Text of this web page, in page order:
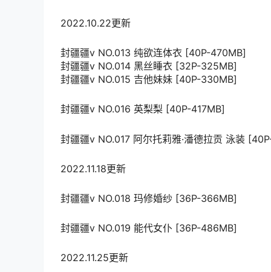
2022.10.22更新
封疆疆v NO.013 纯欲连体衣 [40P-470MB]
封疆疆v NO.014 黑丝睡衣 [32P-325MB]
封疆疆v NO.015 吉他妹妹 [40P-330MB]
封疆疆v NO.016 英梨梨 [40P-417MB]
封疆疆v NO.017 阿尔托莉雅·潘德拉贡 泳装
2022.11.18更新
封疆疆v NO.018 玛修婚纱 [36P-366MB]
封疆疆v NO.019 能代女仆 [36P-486MB]
2022.11.25更新